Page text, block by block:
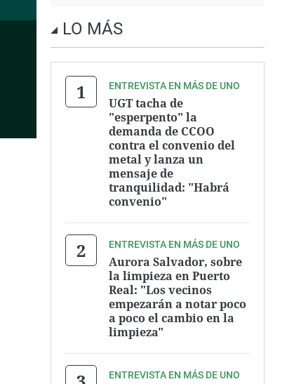
LO MÁS
ENTREVISTA EN MÁS DE UNO
UGT tacha de
"esperpento" la
demanda de CCOO
contra el convenio del
metal y lanza un
mensaje de
tranquilidad: "Habrá
convenio"
ENTREVISTA EN MÁS DE UNO
Aurora Salvador, sobre
la limpieza en Puerto
Real: "Los vecinos
empezarán a notar poco
a poco el cambio en la
limpieza"
ENTREVISTA EN MÁS DE UNO